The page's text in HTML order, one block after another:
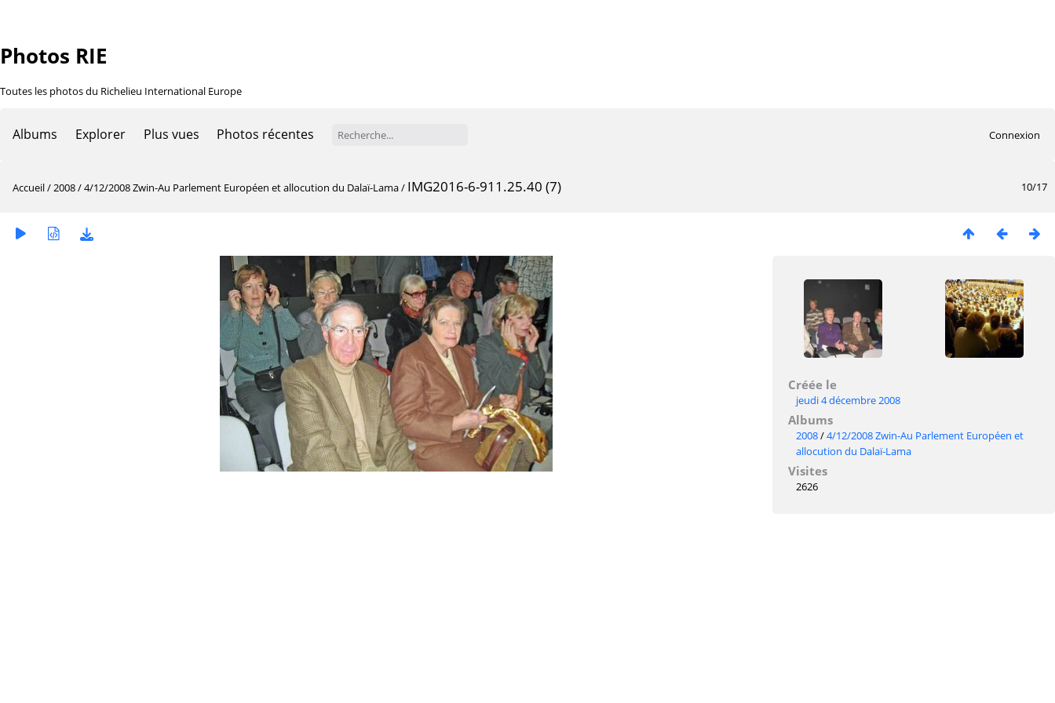
Photos RIE
Toutes les photos du Richelieu International Europe
Albums Explorer Plus vues Photos récentes Connexion
10/17
Accueil/2008/4/12/2008 Zwin-Au Parlement Européen et allocution du Dalaï-Lama/ IMG2016-6-911.25.40 (7)
Créée le
jeudi 4 décembre 2008
Albums
2008/4/12/2008 Zwin-Au Parlement Européen et
allocution du Dalaï-Lama
Visites
2626